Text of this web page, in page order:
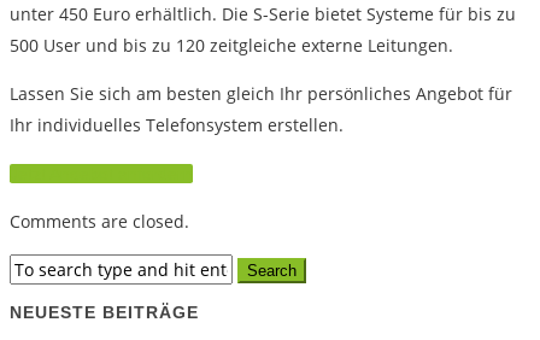
unter 450 Euro erhältlich. Die S-Serie bietet Systeme für bis zu
500 User und bis zu 120 zeitgleiche externe Leitungen.
Lassen Sie sich am besten gleich Ihr persönliches Angebot für
Ihr individuelles Telefonsystem erstellen.
Jetzt Angebot anfordern
Comments are closed.
NEUESTE BEITRÄGE